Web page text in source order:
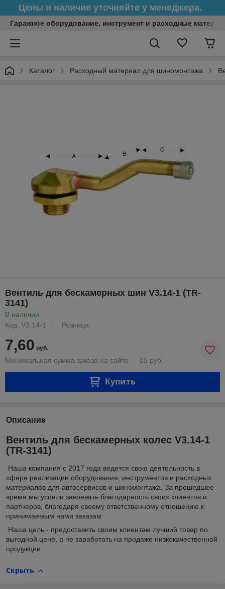
Цены и наличие уточняйте у менеджера.
Гаражное оборудование, инструмент и расходные
Каталог Расходный материал для шиномонтажа
Вентиль для бескамерных шин V3.14-1 (TR-
3141)
В наличии
Код: V3.14-1
Розница
7,60 руб.
Минимальная сумма заказа на сайте — 15 руб.
Купить
Описание
Вентиль для бескамерных колес V3.14-1
(TR-3141)
Наша компания с 2017 года ведется свою деятельность в
сфере реализации оборудования, инструментов и расходных
материалов для автосервисов и шиномонтажа. За прошедшее
время мы успели завоевать благодарность своих клиентов и
партнеров, благодаря своему ответственному отношению к
принимаемым нами заказам.
Наша цель - предоставить своим клиентам лучший товар по
выгодной цене, а не заработать на продаже низкокачественной
продукции.
Скрыть